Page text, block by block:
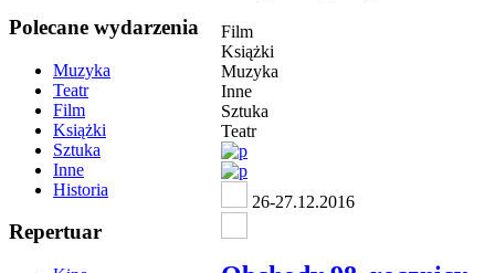
Polecane wydarzenia
Muzyka
Teatr
Film
Książki
Sztuka
Inne
Historia
Repertuar
Film
Książki
Muzyka
Inne
Sztuka
Teatr
26-27.12.2016